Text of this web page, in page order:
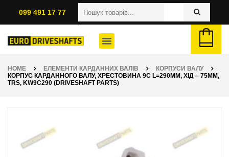
099 491 17 77
HOME ЕЛЕМЕНТИ КАРДАННИХ ВАЛІВ
КОРПУСИ ВАЛУ
КОРПУС КАРДАННОГО ВАЛУ, ХРЕСТОВИНА 9C L=290ММ, ХІД – 75ММ,
TRS, KW9C290 (DRIVESHAFT PARTS)